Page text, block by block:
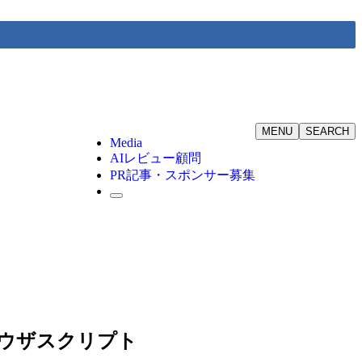
Media
AIレビュー顧問
PR記事・スポンサー募集
SEARCH
MENU
ザスクリプト